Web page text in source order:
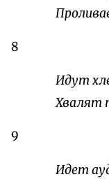
8
Идут
Хвалят
9
Идет